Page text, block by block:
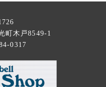
町木戸8549-1
0317